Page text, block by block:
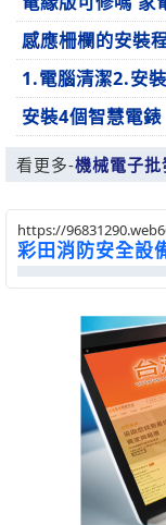
感應柵欄的安裝
1.電腦清潔2.安
安裝4個智慧電錶
看更多-機械電子批
https://
彩田消防安全設